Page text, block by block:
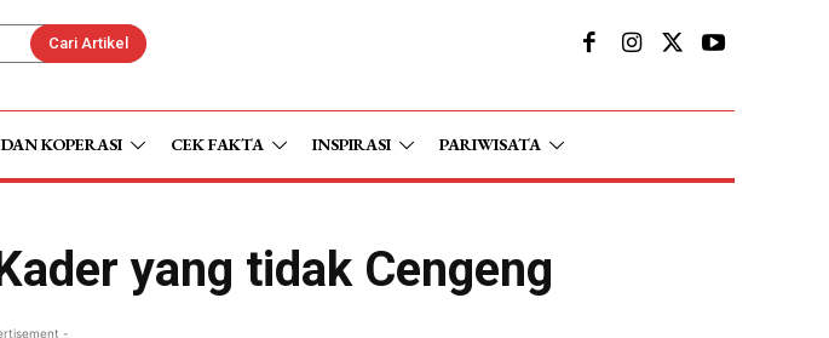
Cari Artikel
KOPERASI CEK FAKTA INSPIRASI PARIWISATA
yang tidak Cengeng
-